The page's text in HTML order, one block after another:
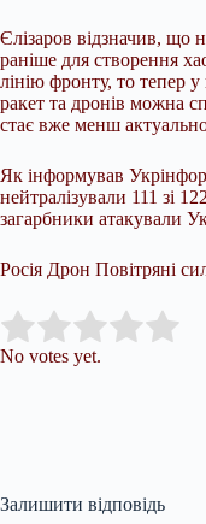
Єлізаров відзначив, що
раніше для створення
лінію фронту, то тепер
ракет та дронів можна
стає вже менш
Як інформував
нейтралізували 111 зі
загарбники атакували
Росія Дрон Повітряні
Rate this item:
No votes yet.
Залишити відповідь